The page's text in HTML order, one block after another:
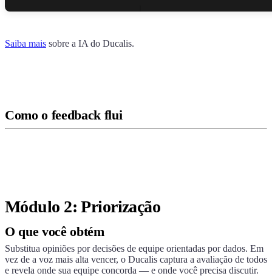
Saiba mais sobre a IA do Ducalis.
Como o feedback flui
Módulo 2: Priorização
O que você obtém
Substitua opiniões por decisões de equipe orientadas por dados. Em
vez de a voz mais alta vencer, o Ducalis captura a avaliação de todos
e revela onde sua equipe concorda — e onde você precisa discutir.